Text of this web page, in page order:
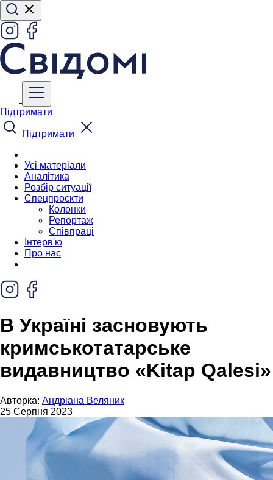
Підтримати
Підтримати
Усі матеріали
Аналітика
Розбір ситуації
Спецпроєкти
Колонки
Репортаж
Співпраці
Інтерв'ю
Про нас
В Україні засновують
кримськотатарське
видавництво «Kitap Qalesi»
Авторка: Андріана Веляник
25 Серпня 2023